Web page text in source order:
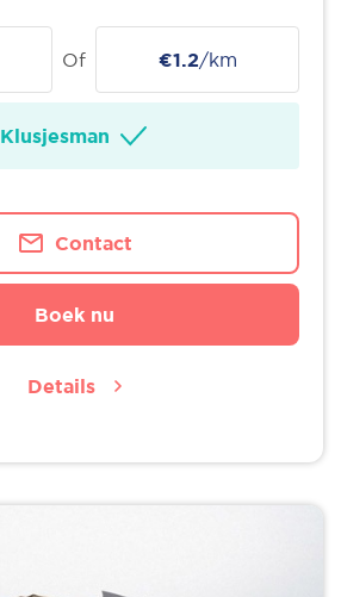
Of €1.2/km
Klusjesman
Contact
Boek nu
Details